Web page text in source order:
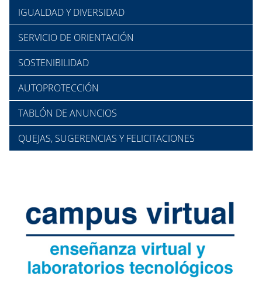
IGUALDAD Y DIVERSIDAD
SERVICIO DE ORIENTACIÓN
SOSTENIBILIDAD
AUTOPROTECCIÓN
TABLÓN DE ANUNCIOS
QUEJAS, SUGERENCIAS Y FELICITACIONES